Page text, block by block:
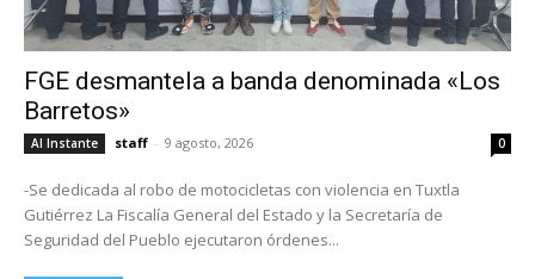
FGE desmantela a banda denominada «Los
Barretos»
Al Instante staff - 9 agosto, 2026 0
-Se dedicada al robo de motocicletas con violencia en Tuxtla
Gutiérrez La Fiscalía General del Estado y la Secretaría de
Seguridad del Pueblo ejecutaron órdenes...